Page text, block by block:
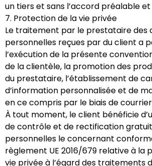
un tiers et sans l’accord préalable
7. Protection de la vie privée
Le traitement par le prestataire des
personnelles reçues par du client a
l’exécution de la présente
de la clientèle, la promotion des
du prestataire, l’établissement de
d’information personnalisée et de
en ce compris par le biais de
À tout moment, le client bénéficie
de contrôle et de rectification
personnelles le concernant
règlement UE 2016/679 relative à la
vie privée à l’égard des traitements